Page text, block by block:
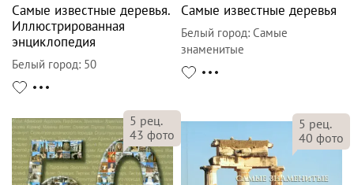
Самые известные деревья.
Иллюстрированная
энциклопедия
Белый город: 50
Самые известные деревья
Белый город: Самые
знаменитые
5 рец.
43 фото
5 рец.
40 фото